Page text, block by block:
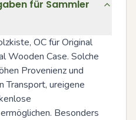
für Sammler
OC für Original
Wooden Case. Solche
Provenienz und
Transport, ureigene
Besonders